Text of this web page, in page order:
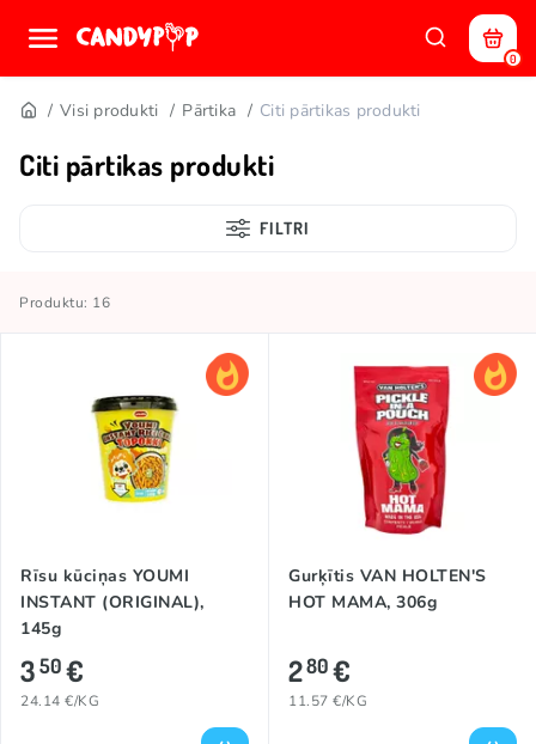
0
Visi produkti Pārtika Citi pārtikas produkti
Citi pārtikas produkti
FILTRI
Produktu: 16
Rīsu kūciņas YOUMI
INSTANT (ORIGINAL),
145g
350€
24.14 €/KG
Gurķītis VAN HOLTEN'S
HOT MAMA, 306g
280€
11.57 €/KG